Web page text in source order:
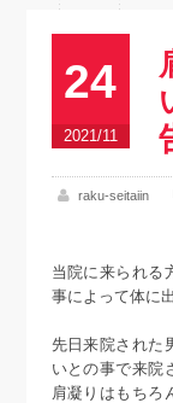
24
2021/11
raku-seitaiin
当院に来られる
事によって体に
先日来院された
いとの事で来院
肩凝りはもちろ